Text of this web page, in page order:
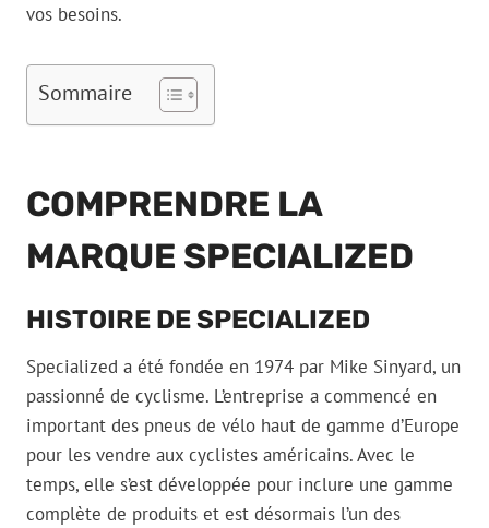
vos besoins.
Sommaire
COMPRENDRE LA
MARQUE SPECIALIZED
HISTOIRE DE SPECIALIZED
Specialized a été fondée en 1974 par Mike Sinyard, un
passionné de cyclisme. L’entreprise a commencé en
important des pneus de vélo haut de gamme d’Europe
pour les vendre aux cyclistes américains. Avec le
temps, elle s’est développée pour inclure une gamme
complète de produits et est désormais l’un des